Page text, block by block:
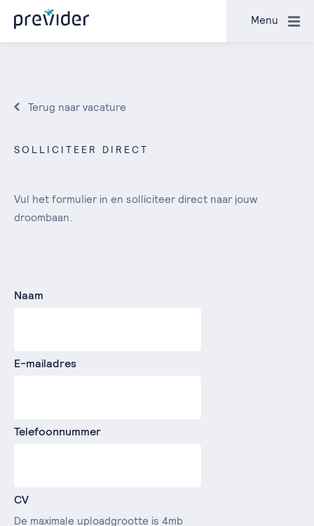
Menu
SOLLICITEER DIRECT
Vul het formulier in en solliciteer direct naar jouw
droombaan.
Terug naar vacature
Naam
E-mailadres
Telefoonnummer
CV
De maximale uploadgrootte is 4mb